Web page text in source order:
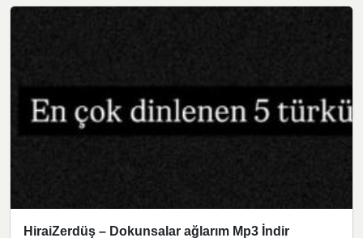
HiraiZerdüş – Dokunsalar ağlarım Mp3 İndir